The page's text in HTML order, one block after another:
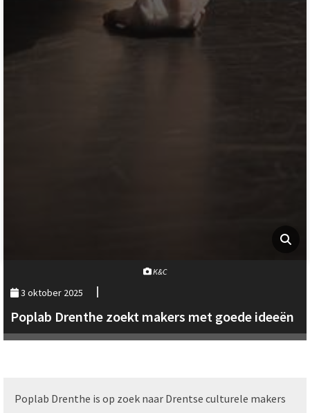
K&C
3 oktober 2025
Poplab Drenthe zoekt makers met goede ideeën
Poplab Drenthe is op zoek naar Drentse culturele makers